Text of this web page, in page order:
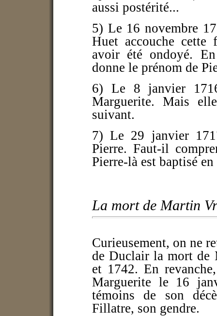
aussi postérité...
5) Le 16 novembre
Huet accouche
avoir été ondoyé.
donne le prénom de
6) Le 8 janvier
Marguerite. Mais
suivant.
7) Le 29 janvier
Pierre. Faut-il
Pierre-là est baptisé
La mort de Martin
Curieusement, on ne
de Duclair la mort
et 1742. En
Marguerite le 16
témoins de son
Fillatre, son gendre.